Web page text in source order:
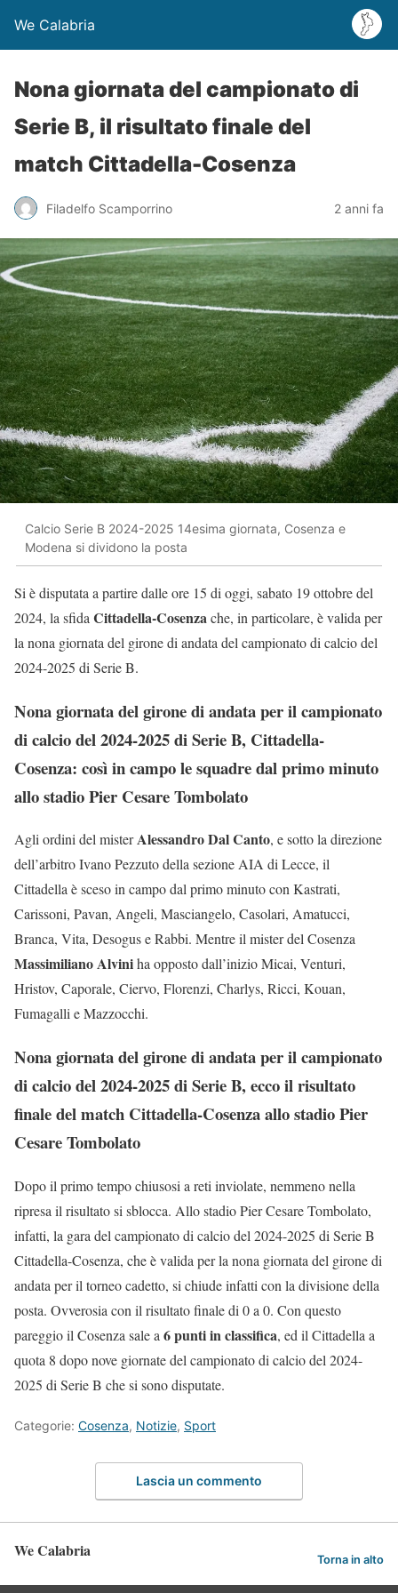
We Calabria
Nona giornata del campionato di
Serie B, il risultato finale del
match Cittadella-Cosenza
Filadelfo Scamporrino 2 anni fa
Calcio Serie B 2024-2025 14esima giornata, Cosenza e
Modena si dividono la posta
Si è disputata a partire dalle ore 15 di oggi, sabato 19 ottobre del
2024, la sfida Cittadella-Cosenzache, in particolare, è valida per
la nona giornata del girone di andata del campionato di calcio del
2024-2025 di Serie B.
Nona giornata del girone di andata per il campionato
di calcio del 2024-2025 di Serie B, Cittadella-
Cosenza: così in campo le squadre dal primo minuto
allo stadio Pier Cesare Tombolato
Agli ordini del misterAlessandro Dal Canto, e sotto la direzione
dell’arbitro Ivano Pezzuto della sezione AIA di Lecce, il
Cittadella è sceso in campo dal primo minuto con Kastrati,
Carissoni, Pavan, Angeli, Masciangelo, Casolari, Amatucci,
Branca, Vita, Desogus e Rabbi. Mentre il mister del Cosenza
Massimiliano Alviniha opposto dall’inizio Micai, Venturi,
Hristov, Caporale, Ciervo, Florenzi, Charlys, Ricci, Kouan,
Fumagalli e Mazzocchi.
Nona giornata del girone di andata per il campionato
di calcio del 2024-2025 di Serie B, ecco il risultato
finale del match Cittadella-Cosenza allo stadio Pier
Cesare Tombolato
Dopo il primo tempo chiusosi a reti inviolate, nemmeno nella
ripresa il risultato si sblocca. Allo stadio Pier Cesare Tombolato,
infatti, la gara del campionato di calcio del 2024-2025 di Serie B
Cittadella-Cosenza, che è valida per la nona giornata del girone di
andata per il torneo cadetto, si chiude infatti con la divisione della
posta. Ovverosia con il risultato finale di 0 a 0. Con questo
pareggio il Cosenza sale a 6 punti in classifica, ed il Cittadella a
quota 8 dopo nove giornate del campionato di calcio del 2024-
2025 di Serie B che si sono disputate.
Categorie: Cosenza, Notizie, Sport
Lascia un commento
We Calabria Torna in alto